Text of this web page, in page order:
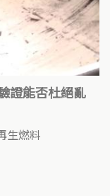
證能否杜絕亂
生燃料